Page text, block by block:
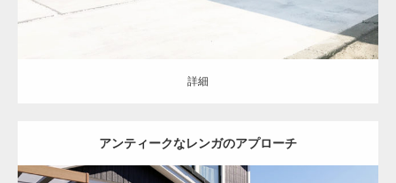
詳細
アンティークなレンガのアプローチ